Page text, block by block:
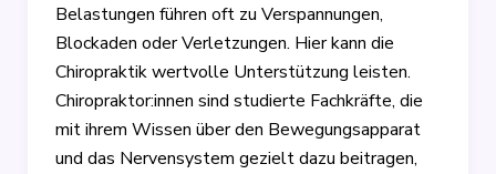
Belastungen führen oft zu Verspannungen,
Blockaden oder Verletzungen. Hier kann die
Chiropraktik wertvolle Unterstützung leisten.
Chiropraktor:innen sind studierte Fachkräfte, die
mit ihrem Wissen über den Bewegungsapparat
und das Nervensystem gezielt dazu beitragen,